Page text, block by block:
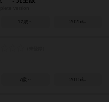
12歳～ 2025年
7歳～ 2015年